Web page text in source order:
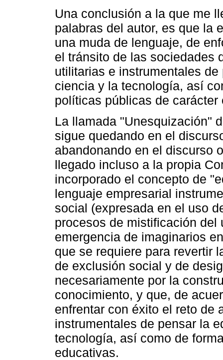
Una conclusión a la que me
palabras del autor, es que la
una muda de lenguaje, de
el tránsito de las sociedades
utilitarias e instrumentales
ciencia y la tecnología, así
políticas públicas de carácter
La llamada "Unesquización"
sigue quedando en el
abandonando en el discurso
llegado incluso a la propia
incorporado el concepto de
lenguaje empresarial
social (expresada en el uso
procesos de mistificación
emergencia de imaginarios
que se requiere para revertir
de exclusión social y de
necesariamente por la
conocimiento, y que, de
enfrentar con éxito el reto de
instrumentales de pensar la
tecnología, así como de
educativas.